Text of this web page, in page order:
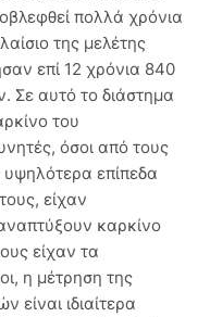
πολλά χρόνια
της μελέτης
επί 12 χρόνια 840
Σε αυτό το διάστημα
του
όσοι από τους
υψηλότερα επίπεδα
είχαν
καρκίνο
είχαν τα
η μέτρηση της
είναι ιδιαίτερα